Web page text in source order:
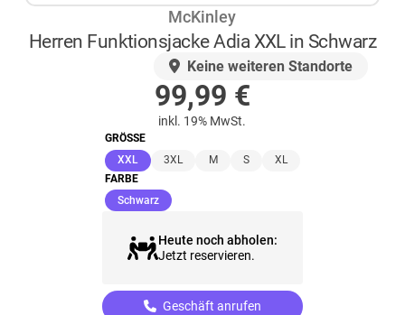
McKinley
Herren Funktionsjacke Adia XXL in Schwarz
Keine weiteren Standorte
99,99 €
inkl. 19% MwSt.
GRÖSSE
XXL (ausgewählt)
3XL M S
XL
FARBE
Schwarz(ausgewählt)
Heute noch abholen:
Jetzt reservieren.
Geschäft anrufen